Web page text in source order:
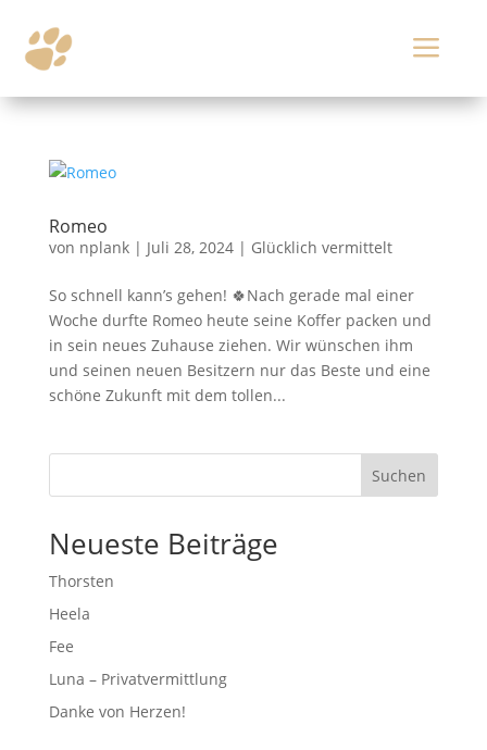
a
Romeo
von nplank| Juli 28, 2024| Glücklich vermittelt
So schnell kann’s gehen! 🍀Nach gerade mal einer
Woche durfte Romeo heute seine Koffer packen und
in sein neues Zuhause ziehen. Wir wünschen ihm
und seinen neuen Besitzern nur das Beste und eine
schöne Zukunft mit dem tollen...
Suchen
Neueste Beiträge
Thorsten
Heela
Fee
Luna – Privatvermittlung
Danke von Herzen!